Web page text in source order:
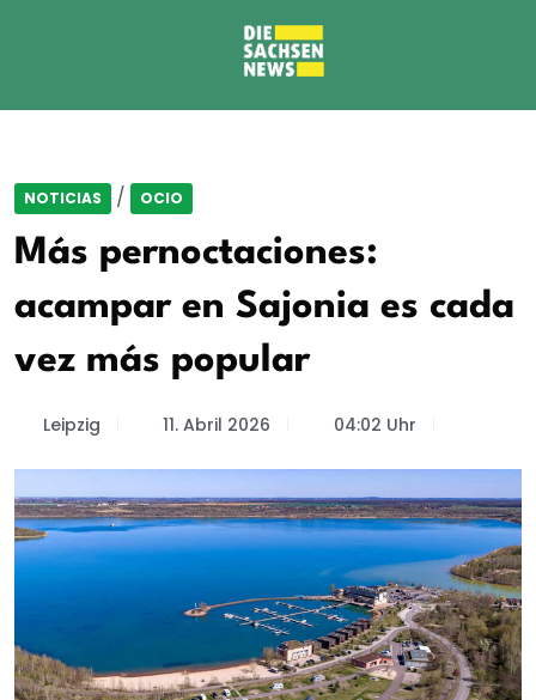
NOTICIAS / OCIO
Más pernoctaciones:
acampar en Sajonia es cada
vez más popular
Leipzig 11. Abril 2026 04:02 Uhr